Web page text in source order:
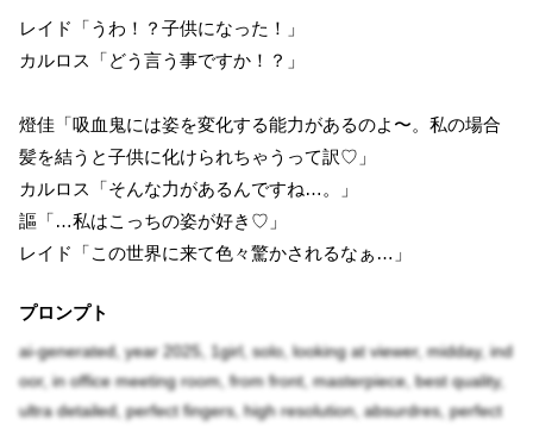
レイド「うわ！？子供になった！」
カルロス「どう言う事ですか！？」
燈佳「吸血鬼には姿を変化する能力があるのよ〜。私の場合
髪を結うと子供に化けられちゃうって訳♡」
カルロス「そんな力があるんですね…。」
謳「…私はこっちの姿が好き♡」
レイド「この世界に来て色々驚かされるなぁ…」
プロンプト
ai-generated, year 2025, 1girl, solo, looking at viewer, midday, ind
oor, in office meeting room, from front, masterpiece, best quality,
ultra detailed, perfect fingers, high resolution, absurdres, perfect